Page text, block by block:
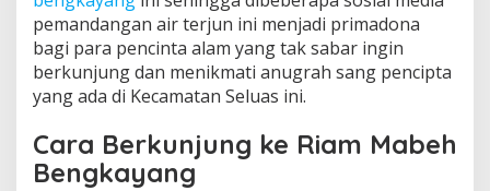
pemandangan air terjun ini menjadi primadona
bagi para pencinta alam yang tak sabar ingin
berkunjung dan menikmati anugrah sang pencipta
yang ada di Kecamatan Seluas ini.
Cara Berkunjung ke Riam Mabeh
Bengkayang